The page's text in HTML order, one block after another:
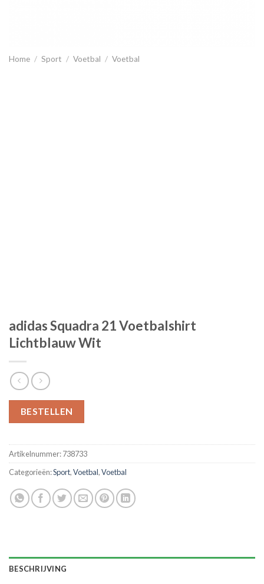
Home / Sport / Voetbal / Voetbal
adidas Squadra 21 Voetbalshirt
Lichtblauw Wit
BESTELLEN
Artikelnummer:738733
Categorieën:Sport,Voetbal,Voetbal
BESCHRIJVING